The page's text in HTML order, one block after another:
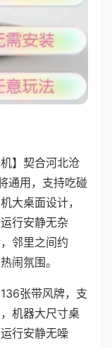
】契合河北沧
通用，支持吃碰
大桌面设计，
行安静无杂
邻里之间约
闹氛围。
张带风牌，支
机器大尺寸桌
行安静无噪